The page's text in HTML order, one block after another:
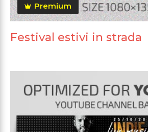
Premium
Festival estivi in strada